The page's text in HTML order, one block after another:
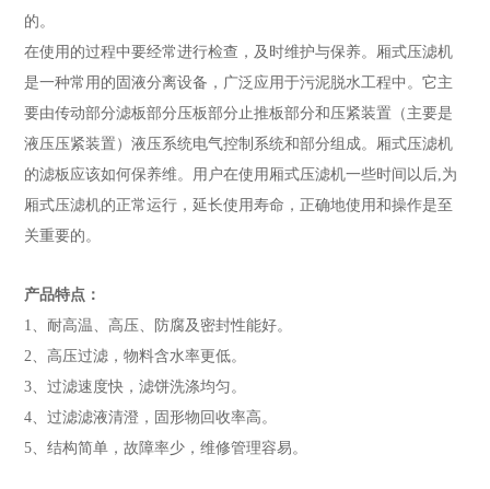
的。
在使用的过程中要经常进行检查，及时维护与保养。厢式压滤机
是一种常用的固液分离设备，广泛应用于污泥脱水工程中。它主
要由传动部分滤板部分压板部分止推板部分和压紧装置（主要是
液压压紧装置）液压系统电气控制系统和部分组成。厢式压滤机
的滤板应该如何保养维。用户在使用厢式压滤机一些时间以后,为
厢式压滤机的正常运行，延长使用寿命，正确地使用和操作是至
关重要的。
产品特点：
1、耐高温、高压、防腐及密封性能好。
2、高压过滤，物料含水率更低。
3、过滤速度快，滤饼洗涤均匀。
4、过滤滤液清澄，固形物回收率高。
5、结构简单，故障率少，维修管理容易。